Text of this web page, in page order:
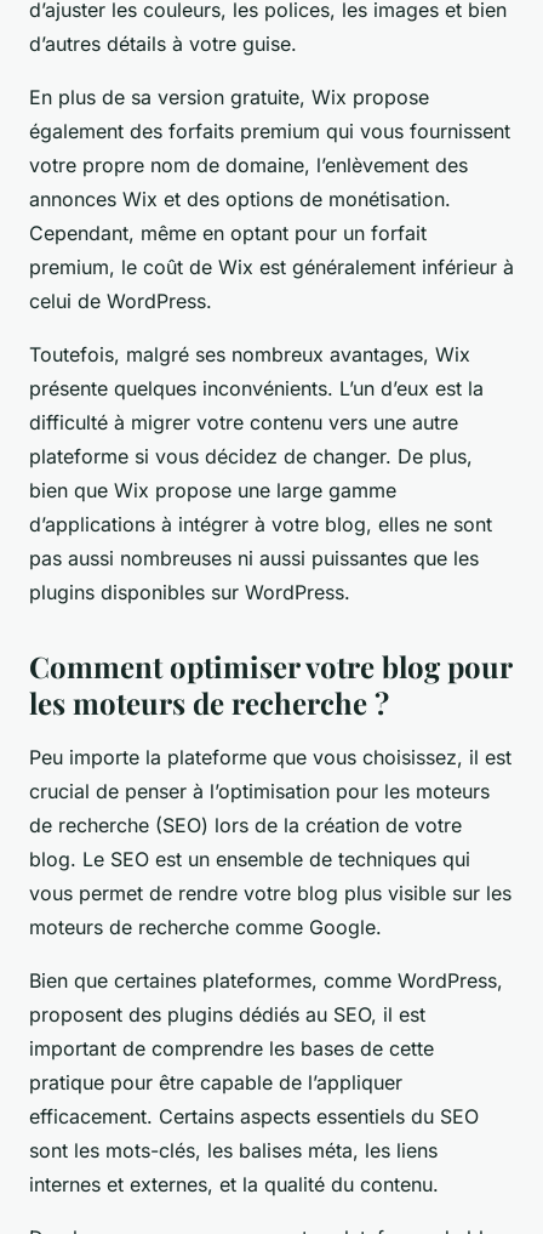
d’ajuster les couleurs, les polices, les images et bien
d’autres détails à votre guise.
En plus de sa version gratuite, Wix propose
également des forfaits premium qui vous fournissent
votre propre nom de domaine, l’enlèvement des
annonces Wix et des options de monétisation.
Cependant, même en optant pour un forfait
premium, le coût de Wix est généralement inférieur à
celui de WordPress.
Toutefois, malgré ses nombreux avantages, Wix
présente quelques inconvénients. L’un d’eux est la
difficulté à migrer votre contenu vers une autre
plateforme si vous décidez de changer. De plus,
bien que Wix propose une large gamme
d’applications à intégrer à votre blog, elles ne sont
pas aussi nombreuses ni aussi puissantes que les
plugins disponibles sur WordPress.
Comment optimiser votre blog pour
les moteurs de recherche ?
Peu importe la plateforme que vous choisissez, il est
crucial de penser à l’optimisation pour les moteurs
de recherche (SEO) lors de la création de votre
blog. Le SEO est un ensemble de techniques qui
vous permet de rendre votre blog plus visible sur les
moteurs de recherche comme Google.
Bien que certaines plateformes, comme WordPress,
proposent des plugins dédiés au SEO, il est
important de comprendre les bases de cette
pratique pour être capable de l’appliquer
efficacement. Certains aspects essentiels du SEO
sont les mots-clés, les balises méta, les liens
internes et externes, et la qualité du contenu.